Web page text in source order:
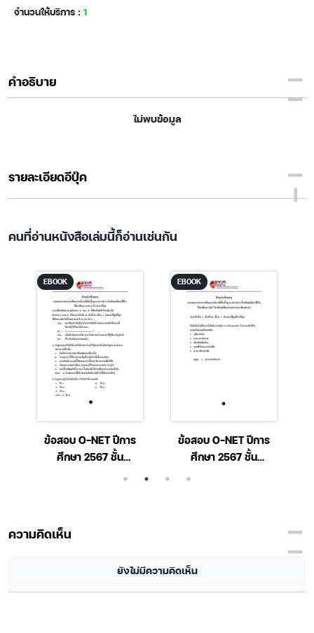
จำนวนให้บริการ : 1
คำอธิบาย
ไม่พบข้อมูล
รายละเอียดอีบุ๊ค
คนที่อ่านหนังสือเล่มนี้ก็อ่านเช่นกัน
EBOOK
ข้อสอบ O-NET ปีการ
ศึกษา 2567 ชั้น
มัธยมศึกษาปีที่ 6 วิชา
EBOOK
ข้อสอบ O-NET ปีการ
ศึกษา 2567 ชั้น
มัธยมศึกษาปีที่ 6 วิชา
ความคิดเห็น
ยังไม่มีความคิดเห็น